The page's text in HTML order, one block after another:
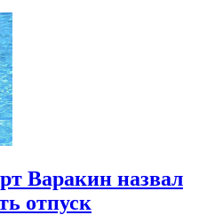
Варакин назвал
отпуск